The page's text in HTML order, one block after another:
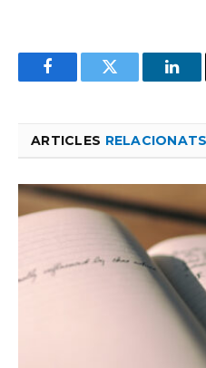
FacebookTwitter
ARTICLES RELACIONATS